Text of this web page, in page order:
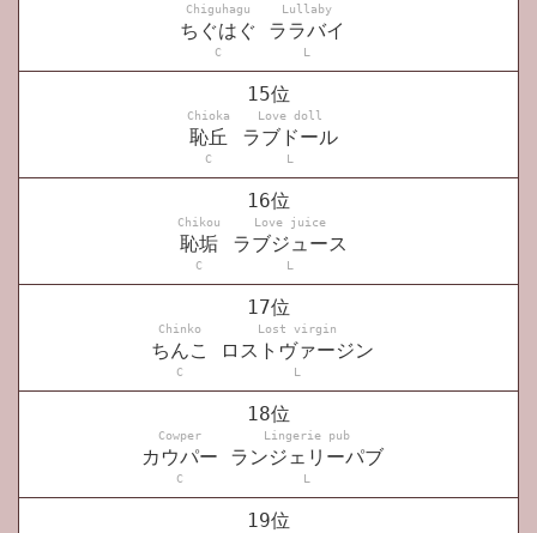
Chiguhagu Lullaby
ちぐはぐ ララバイ
C L
15位
Chioka Love doll
恥丘 ラブドール
C L
16位
Chikou Love juice
恥垢 ラブジュース
C L
17位
Chinko Lost virgin
ちんこ ロストヴァージン
C L
18位
Cowper Lingerie pub
カウパー ランジェリーパブ
C L
19位